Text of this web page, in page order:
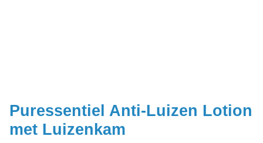
Puressentiel Anti-Luizen Lotion
met Luizenkam